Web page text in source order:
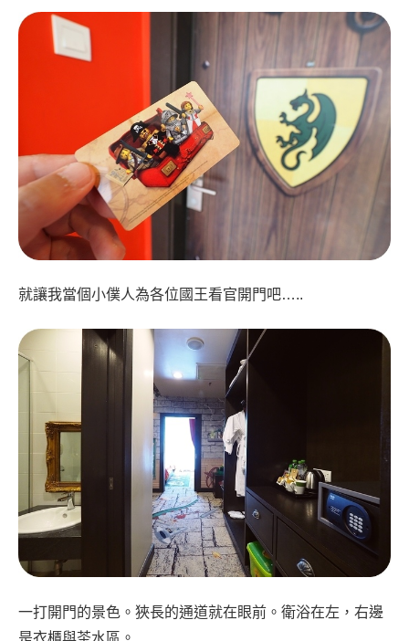
就讓我當個小僕人為各位國王看官開門吧…..
一打開門的景色。狹長的通道就在眼前。衛浴在左，右邊
是衣櫃與茶水區。